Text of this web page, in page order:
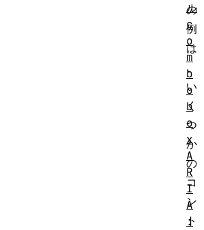
の
例
は
、
い
く
つ
か
の
コ
ン
ト
ル
c
o
m
b
o
b
o
x
A
R
I
A
: